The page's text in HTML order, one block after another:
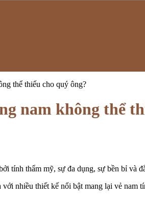
thể thiếu cho quý ông?
nam không thể
tính thẩm mỹ, sự đa dụng, sự bền bỉ và
với nhiều thiết kế nổi bật mang lại vẻ